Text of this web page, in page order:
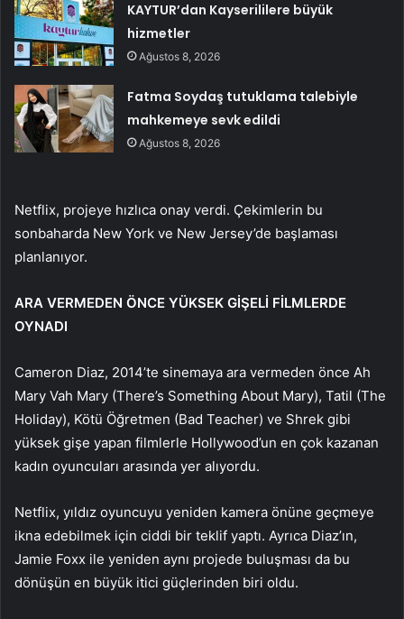
KAYTUR’dan Kayserililere büyük
hizmetler
Ağustos 8, 2026
Fatma Soydaş tutuklama talebiyle
mahkemeye sevk edildi
Ağustos 8, 2026
Netflix, projeye hızlıca onay verdi. Çekimlerin bu
sonbaharda New York ve New Jersey’de başlaması
planlanıyor.
ARA VERMEDEN ÖNCE YÜKSEK GİŞELİ FİLMLERDE
OYNADI
Cameron Diaz, 2014’te sinemaya ara vermeden önce Ah
Mary Vah Mary (There’s Something About Mary), Tatil (The
Holiday), Kötü Öğretmen (Bad Teacher) ve Shrek gibi
yüksek gişe yapan filmlerle Hollywood’un en çok kazanan
kadın oyuncuları arasında yer alıyordu.
Netflix, yıldız oyuncuyu yeniden kamera önüne geçmeye
ikna edebilmek için ciddi bir teklif yaptı. Ayrıca Diaz’ın,
Jamie Foxx ile yeniden aynı projede buluşması da bu
dönüşün en büyük itici güçlerinden biri oldu.